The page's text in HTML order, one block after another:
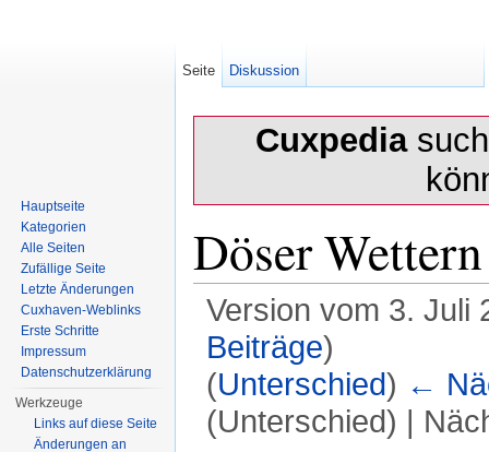
Cuxpedia
Döser Wettern
Version vom 3. Juli
Beiträge)
(Unterschied) ←
(Unterschied) |
Seite Diskussion
Hauptseite
Kategorien
Alle Seiten
Zufällige Seite
Letzte Änderungen
Cuxhaven-Weblinks
Erste Schritte
Impressum
Datenschutzerklärung
Werkzeuge
Links auf diese Seite
Änderungen an